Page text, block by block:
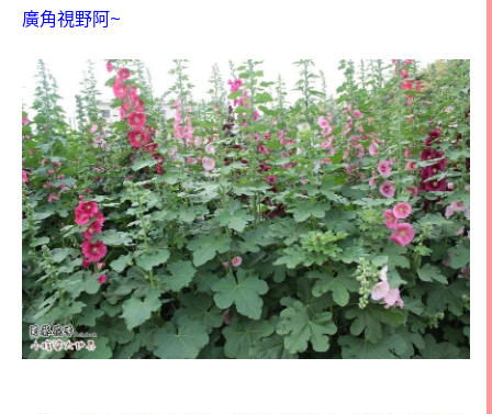
廣角視野阿~